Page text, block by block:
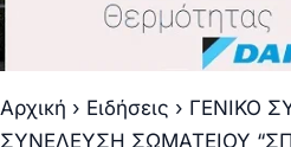
Αρχική › Ειδήσεις › ΓΕΝΙΚΟ
ΣΥΝΕΛΕΥΣΗ ΣΩΜΑΤΕΙΟΥ